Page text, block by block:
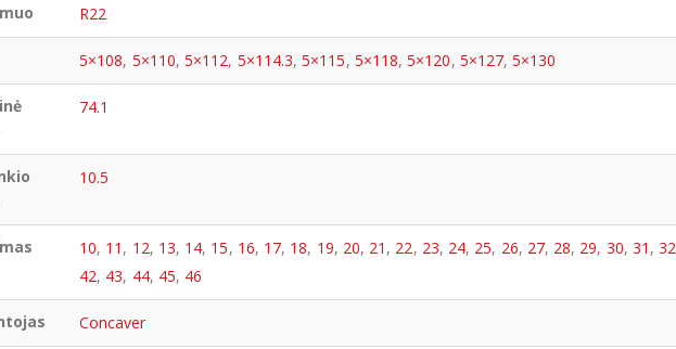
R22
5×108, 5×110, 5×112, 5×114.3,5×115, 5×118,5×120, 5×127,5×130
74.1
10.5
10, 11 , 12, 13, 14, 15, 16, 17, 18, 19, 20, 21 , 22, 23, 24, 25, 26, 27, 28, 29, 30, 31 ,32
42, 43, 44, 45, 46
Concaver